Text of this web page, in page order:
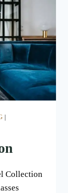
|
Collection